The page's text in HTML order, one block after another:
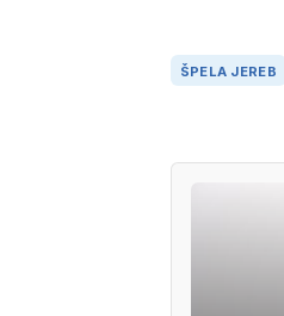
ŠPELA JEREB